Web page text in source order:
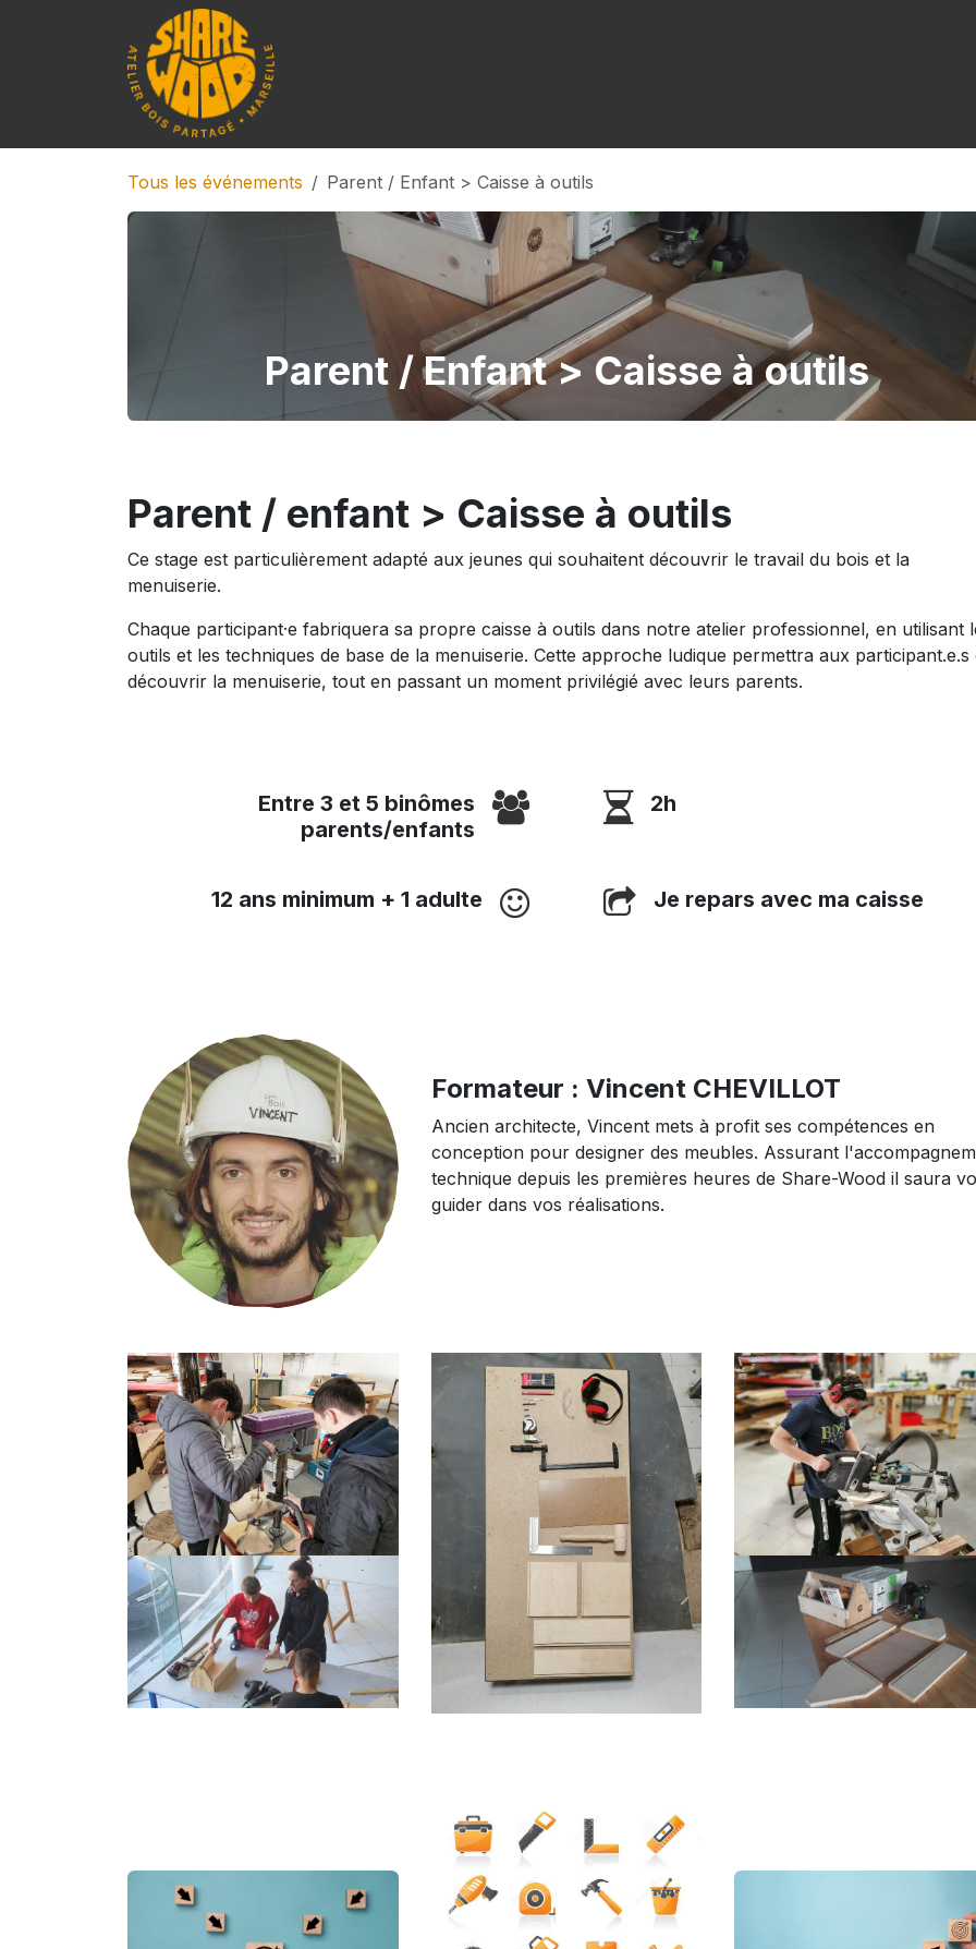
Se rendre au contenu
Tous les événements Parent / Enfant > Caisse à outils
Parent / Enfant > Caisse à outils
Parent / enfant > Caisse à outils
Ce stage est particulièrement adapté aux jeunes qui souhaitent découvrir le travail du bois et la
menuiserie.
Chaque participant·e fabriquera sa propre caisse à outils dans notre atelier professionnel, en utilisant
outils et les techniques de base de la menuiserie. Cette approche ludique permettra aux participant.e.s
découvrir la menuiserie, tout en passant un moment privilégié avec leurs parents.
Entre 3 et 5 binômes
parents/enfants
12 ans minimum + 1 adulte
2h
Je repars avec ma caisse
Formateur : Vincent CHEVILLOT
Ancien architecte, Vincent mets à profit ses compétences en
conception pour designer des meubles. Assurant
technique depuis les premières heures de Share-Wood il saura
guider dans vos réalisations.